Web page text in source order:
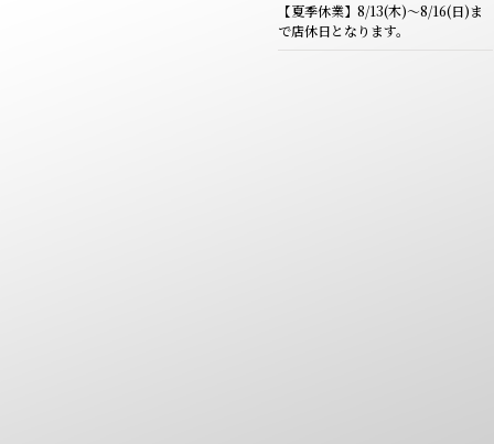
【夏季休業】8/13(木)～8/16(日)ま
で店休日となります。